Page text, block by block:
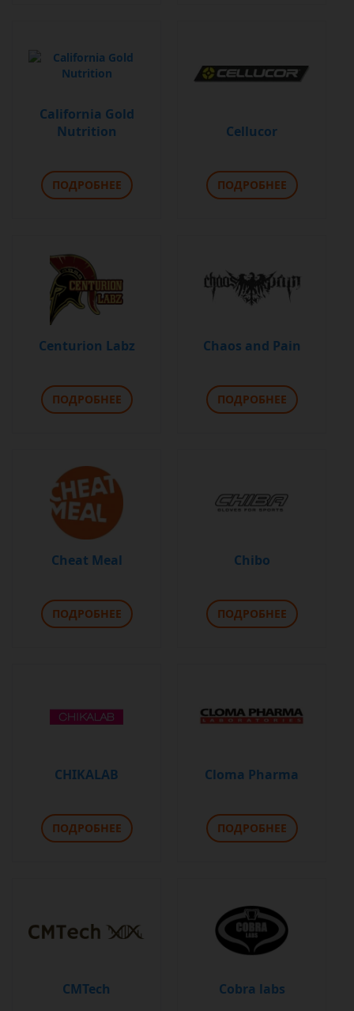
California Gold
Nutrition
ПОДРОБНЕЕ
Cellucor
ПОДРОБНЕЕ
Centurion Labz
ПОДРОБНЕЕ
Chaos and Pain
ПОДРОБНЕЕ
Cheat Meal
ПОДРОБНЕЕ
Chibo
ПОДРОБНЕЕ
CHIKALAB
ПОДРОБНЕЕ
Cloma Pharma
ПОДРОБНЕЕ
CMTech Cobra labs